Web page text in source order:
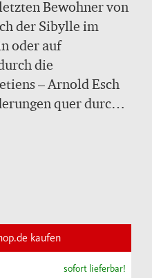
Bewohner von
der Sibylle im
oder auf
die
– Arnold Esch
quer durch
Italiens tief in
ein. Der Autor
in die
kaufen
sofort lieferbar!